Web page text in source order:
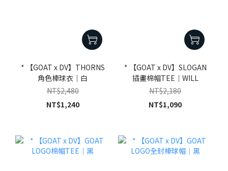
* 【GOAT x DV】THORNS
角色棒球衣｜白
NT$2,480
NT$1,240
* 【GOAT x DV】SLOGAN
插畫棉帽TEE｜WILL
NT$2,180
NT$1,090